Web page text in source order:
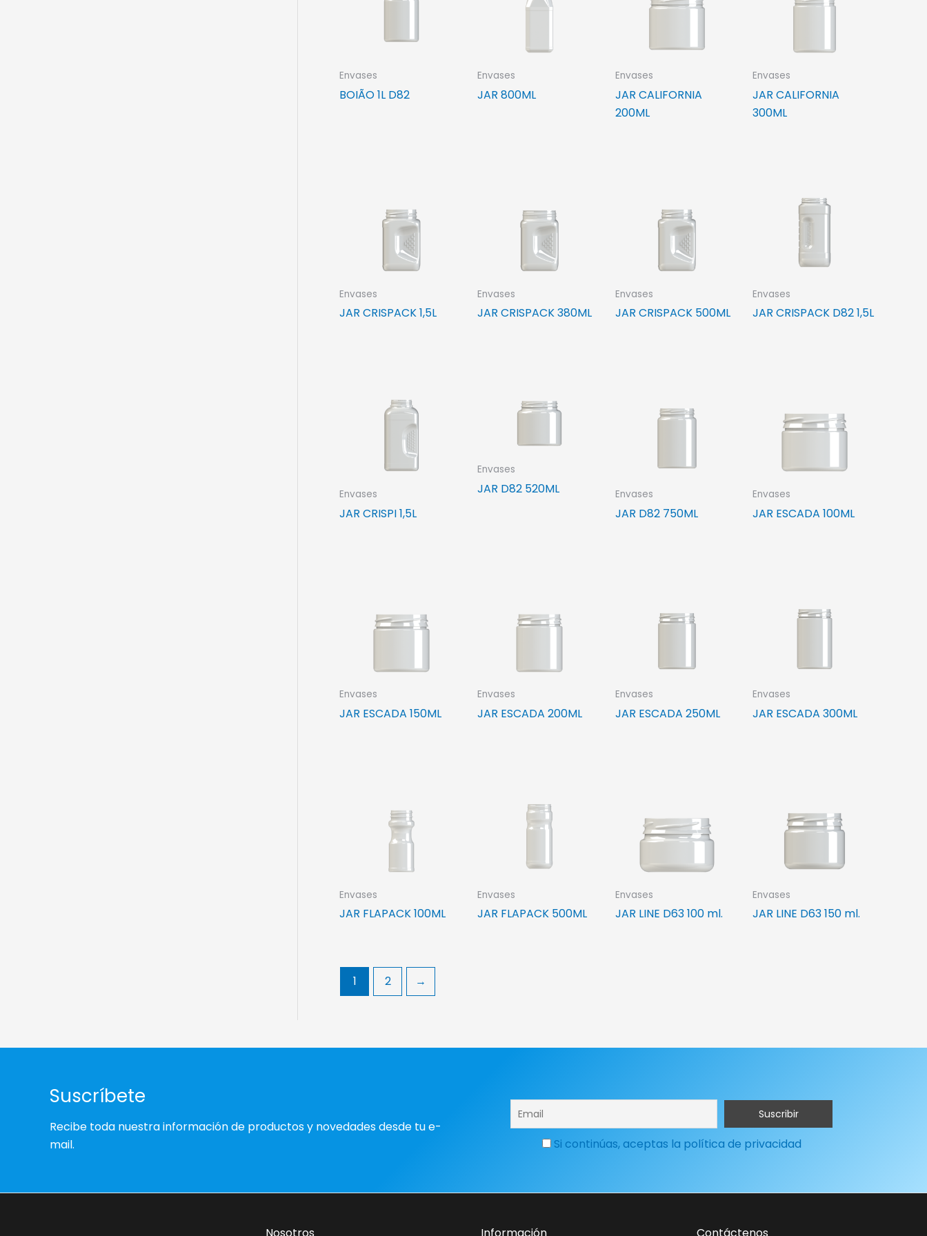
Envases
BOIÃO 1L D82
Envases
JAR 800ML
Envases
JAR CALIFORNIA
200ML
Envases
JAR CALIFORNIA
300ML
Envases
JAR CRISPACK 1,5L
Envases
JAR CRISPACK 380ML
Envases
JAR CRISPACK 500ML
Envases
JAR CRISPACK D82 1,5L
Envases
JAR CRISPI 1,5L
Envases
JAR D82 520ML Envases
JAR D82 750ML
Envases
JAR ESCADA 100ML
Envases
JAR ESCADA 150ML
Envases
JAR ESCADA 200ML
Envases
JAR ESCADA 250ML
Envases
JAR ESCADA 300ML
Envases
JAR FLAPACK 100ML
Envases
JAR FLAPACK 500ML
Envases
JAR LINE D63 100 ml.
Envases
JAR LINE D63 150 ml.
1 2 →
Suscríbete
Recibe toda nuestra información de productos y novedades desde tu e-
mail.
Si continúas, aceptas la política de privacidad